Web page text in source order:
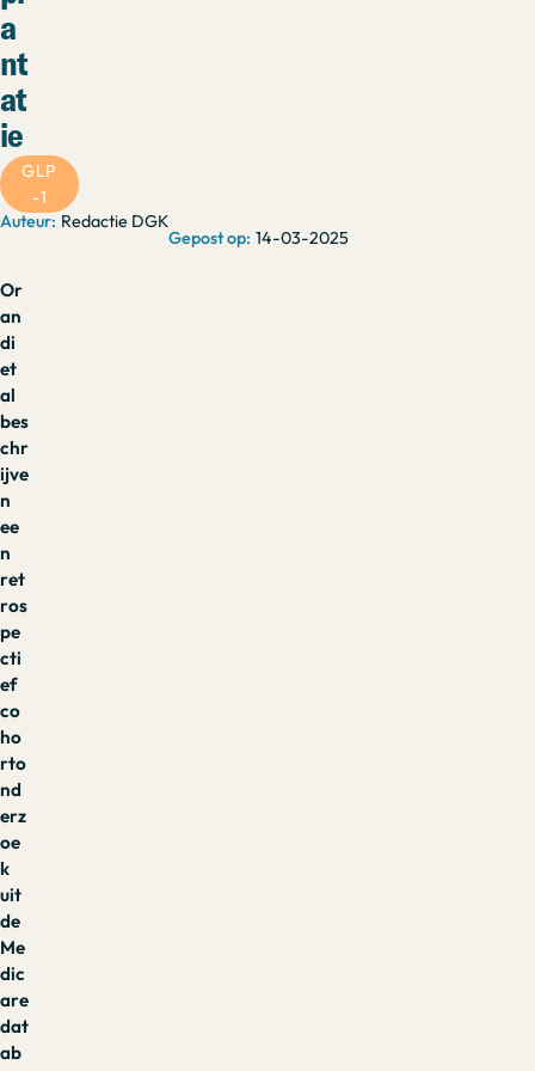
a
nt
at
ie
Redactie DGK
14-03-2025
GLP
-1
Or
an
di
et
al
bes
chr
ijve
n
ee
n
ret
ros
pe
cti
ef
co
ho
rto
nd
erz
oe
k
uit
de
Me
dic
are
dat
ab